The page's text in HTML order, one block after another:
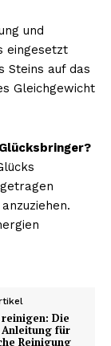
und
eingesetzt
Steins auf das
Gleichgewicht
Die
für
Reinigung